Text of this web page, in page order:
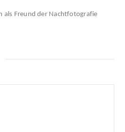
als Freund der Nachtfotografie